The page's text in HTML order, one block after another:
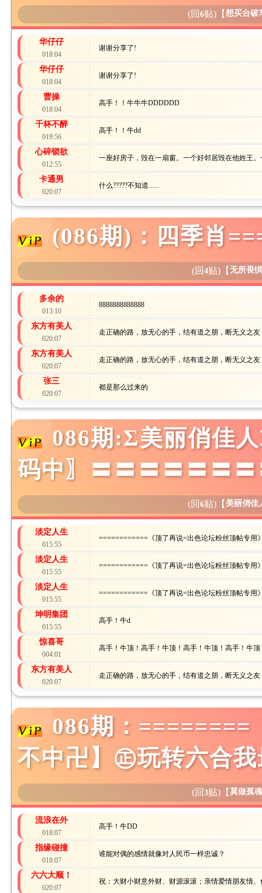
(回 6贴)【 想买台破
华仔仔
018:04
谢谢分享了!
华仔仔
018:04
谢谢分享了!
曹操
018:04
高手！！牛牛牛DDDDDD
千杯不醉
019:56
高手！！牛dd
心碎锁欲
012:55
一座好房子，毁在一扇窗。一个好邻居毁在他姓王
卡通男
020:07
什么?????不知道......
(086期)：四季肖
(回4贴) 【无所畏
多余的
013:10
8888888888888
东方有美人
020:07
走正确的路，放无心的手，结有道之朋，断无义之
东方有美人
020:07
走正确的路，放无心的手，结有道之朋，断无义之
张三
020:07
都是那么过来的
086期:Σ美丽俏佳
码中〗〓〓〓〓〓〓
(回 6贴)【 美丽俏佳
淡定人生
015:55
============《顶了再说=出色论坛粉丝顶帖专用
淡定人生
015:55
============《顶了再说=出色论坛粉丝顶帖专用
淡定人生
015:55
============《顶了再说=出色论坛粉丝顶帖专用
坤明集团
015:55
高手！牛d
惊喜哥
004:01
高手！牛顶！高手！牛顶！高手！牛顶！高手！牛顶
东方有美人
020:07
走正确的路，放无心的手，结有道之朋，断无义之
086期：
不中卍】㊣玩转六合
(回 3贴)【 莫做孤魂
流浪在外
018:07
高手！牛DD
指缘碰撞
018:07
谁能对偶的感情就像对人民币一样忠诚？
六六大顺！
020:07
祝：大财小财意外财、财源滚滚；亲情爱情朋友情